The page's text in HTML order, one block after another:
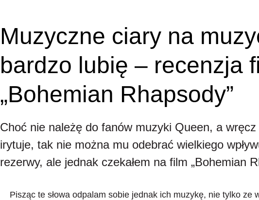
Muzyczne ciary na
bardzo lubię – recenzja
„Bohemian Rhapsody”
Choć nie należę do fanów muzyki Queen, a
irytuje, tak nie można mu odebrać wielkiego
rezerwy, ale jednak czekałem na film „Bohemian
Pisząc te słowa odpalam sobie jednak ich muzykę, nie tylko ze